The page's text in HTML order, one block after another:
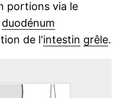
portions via le
duodénum
de l'intestin grêle.